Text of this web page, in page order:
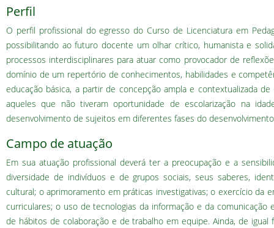
Perfil
O perfil profissional do egresso do Curso de Licenciatura em
possibilitando ao futuro docente um olhar crítico, humanista e
processos interdisciplinares para atuar como provocador de
domínio de um repertório de conhecimentos, habilidades e
educação básica, a partir de concepção ampla e contextualizada
aqueles que não tiveram oportunidade de escolarização na
desenvolvimento de sujeitos em diferentes fases do
Campo de atuação
Em sua atuação profissional deverá ter a preocupação e a
diversidade de indivíduos e de grupos sociais, seus saberes,
cultural; o aprimoramento em práticas investigativas; o exercício da
curriculares; o uso de tecnologias da informação e da
de hábitos de colaboração e de trabalho em equipe. Ainda, de